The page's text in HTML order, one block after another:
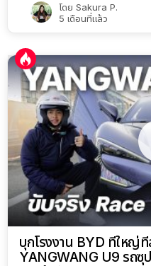
โดย Sakura P.
5 เดือนที่แล้ว
บุกโรงงาน BYD ที่ใหญ่
YANGWANG U9 รถซุ